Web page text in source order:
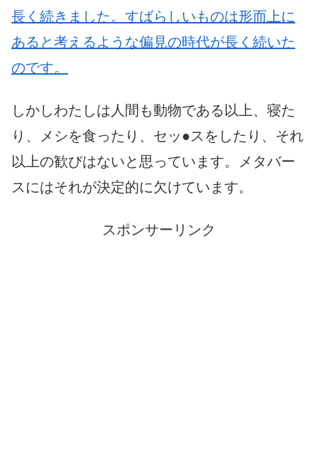
長く続きました。すばらしいものは形而上に
あると考えるような偏見の時代が長く続いた
のです。
しかしわたしは人間も動物である以上、寝た
り、メシを食ったり、セッ●スをしたり、それ
以上の歓びはないと思っています。メタバー
スにはそれが決定的に欠けています。
スポンサーリンク